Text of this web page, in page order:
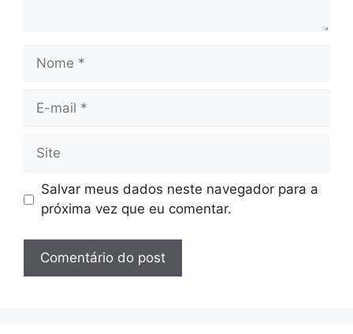
Nome
Site
Salvar meus dados neste navegador para a
próxima vez que eu comentar.